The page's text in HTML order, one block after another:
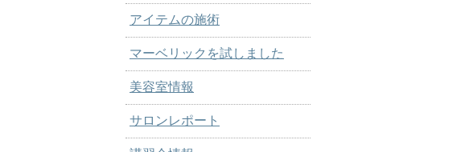
アイテムの施術
マーベリックを試しました
美容室情報
サロンレポート